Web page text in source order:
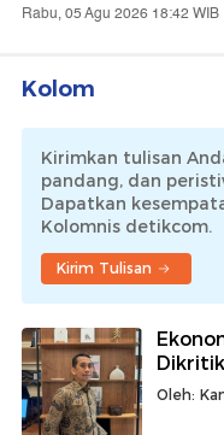
Rabu, 05 Agu 2026 18:42 WIB
Kolom
Kirimkan tulisan
pandang, dan
Dapatkan
Kolomnis detikcom.
Kirim Tulisan
Oleh: